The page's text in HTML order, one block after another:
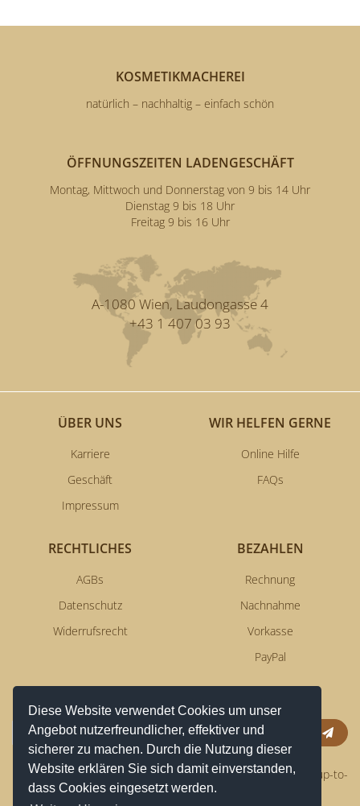
Diese Website verwendet Cookies um unser
Angebot nutzerfreundlicher, effektiver und
sicherer zu machen. Durch die Nutzung dieser
Website erklären Sie sich damit einverstanden,
dass Cookies eingesetzt werden.
KOSMETIKMACHEREI
natürlich – nachhaltig – einfach schön
ÖFFNUNGSZEITEN LADENGESCHÄFT
Montag, Mittwoch und Donnerstag von 9 bis 14 Uhr
Dienstag 9 bis 18 Uhr
Freitag 9 bis 16 Uhr
A-1080 Wien, Laudongasse 4
+43 1 407 03 93
ÜBER UNS
Karriere
Geschäft
Impressum
WIR HELFEN GERNE
Online Hilfe
FAQs
RECHTLICHES
AGBs
Datenschutz
Widerrufsrecht
BEZAHLEN
Rechnung
Nachnahme
Vorkasse
PayPal
Erhalten Sie aktuelle News per Email und bleiben Sie immer up-to-
date!